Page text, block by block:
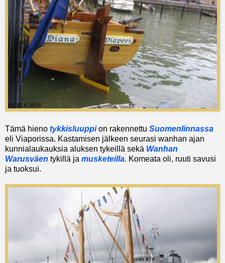
Tämä hieno tykkisluuppion rakennettu Suomenlinnassa
eli Viaporissa. Kastamisen jälkeen seurasi wanhan ajan
kunnialaukauksia aluksen tykeillä sekä Wanhan
Warusväen tykillä ja musketeilla. Komeata oli, ruuti savusi
ja tuoksui.